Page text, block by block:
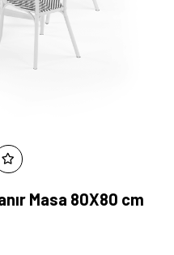
Masa 80X80 cm